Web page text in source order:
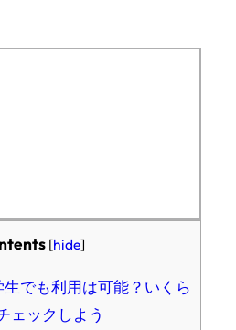
[hide]
でも利用は可能？いくら
ェックしよう